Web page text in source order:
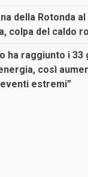
della Rotonda
colpa del caldo
ha raggiunto i 33
così
estremi”